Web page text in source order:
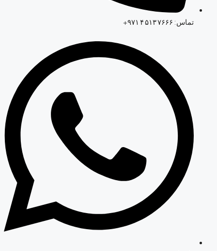
تماس: ‎+۹۷۱ ۴ ۵۱۳ ۷۶۶۶